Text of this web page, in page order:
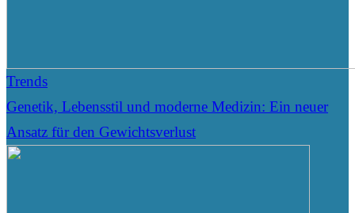
Trends
Genetik, Lebensstil und moderne Medizin: Ein neuer
Ansatz für den Gewichtsverlust